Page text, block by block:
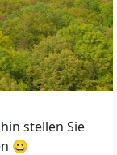
stellen Sie
😀